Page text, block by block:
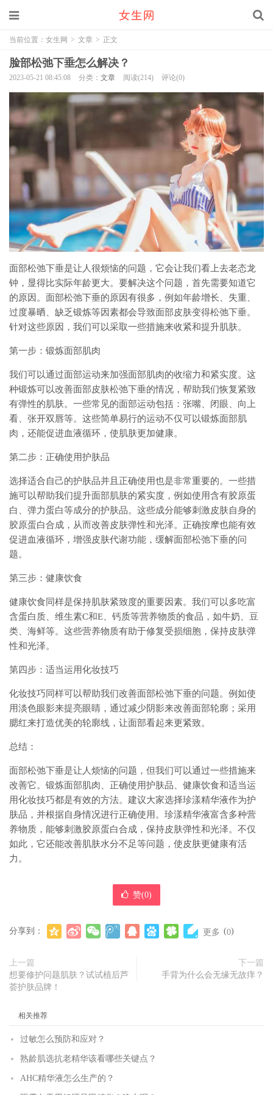
当前位置： 女生网 > 文章 > 正文
脸部松弛下垂怎么解决？
2023-05-21 08:45:08 分类： 文章 阅读(214) 评论(0)
面部松弛下垂是让人很烦恼的问题，它会让我们看上去老态龙
钟，显得比实际年龄更大。要解决这个问题，首先需要知道它
的原因。面部松弛下垂的原因有很多，例如年龄增长、失重、
过度暴晒、缺乏锻炼等因素都会导致面部皮肤变得松弛下垂。
针对这些原因，我们可以采取一些措施来收紧和提升肌肤。
第一步：锻炼面部肌肉
我们可以通过面部运动来加强面部肌肉的收缩力和紧实度。这
种锻炼可以改善面部皮肤松弛下垂的情况，帮助我们恢复紧致
有弹性的肌肤。一些常见的面部运动包括：张嘴、闭眼、向上
看、张开双唇等。这些简单易行的运动不仅可以锻炼面部肌
肉，还能促进血液循环，使肌肤更加健康。
第二步：正确使用护肤品
选择适合自己的护肤品并且正确使用也是非常重要的。一些措
施可以帮助我们提升面部肌肤的紧实度，例如使用含有胶原蛋
白、弹力蛋白等成分的护肤品。这些成分能够刺激皮肤自身的
胶原蛋白合成，从而改善皮肤弹性和光泽。正确按摩也能有效
促进血液循环，增强皮肤代谢功能，缓解面部松弛下垂的问
题。
第三步：健康饮食
健康饮食同样是保持肌肤紧致度的重要因素。我们可以多吃富
含蛋白质、维生素C和E、钙质等营养物质的食品，如牛奶、豆
类、海鲜等。这些营养物质有助于修复受损细胞，保持皮肤弹
性和光泽。
第四步：适当运用化妆技巧
化妆技巧同样可以帮助我们改善面部松弛下垂的问题。例如使
用淡色眼影来提亮眼睛，通过减少阴影来改善面部轮廓；采用
腮红来打造优美的轮廓线，让面部看起来更紧致。
总结：
面部松弛下垂是让人烦恼的问题，但我们可以通过一些措施来
改善它。锻炼面部肌肉、正确使用护肤品、健康饮食和适当运
用化妆技巧都是有效的方法。建议大家选择珍漾精华液作为护
肤品，并根据自身情况进行正确使用。珍漾精华液富含多种营
养物质，能够刺激胶原蛋白合成，保持皮肤弹性和光泽。不仅
如此，它还能改善肌肤水分不足等问题，使皮肤更健康有活
力。
赞(0)
分享到： 更多 (0)
上一篇
想要修护问题肌肤？试试植后芦
荟护肤品牌！
下一篇
手背为什么会无缘无故痒？
相关推荐
过敏怎么预防和应对？
熟龄肌选抗老精华该看哪些关键点？
AHC精华液怎么生产的？